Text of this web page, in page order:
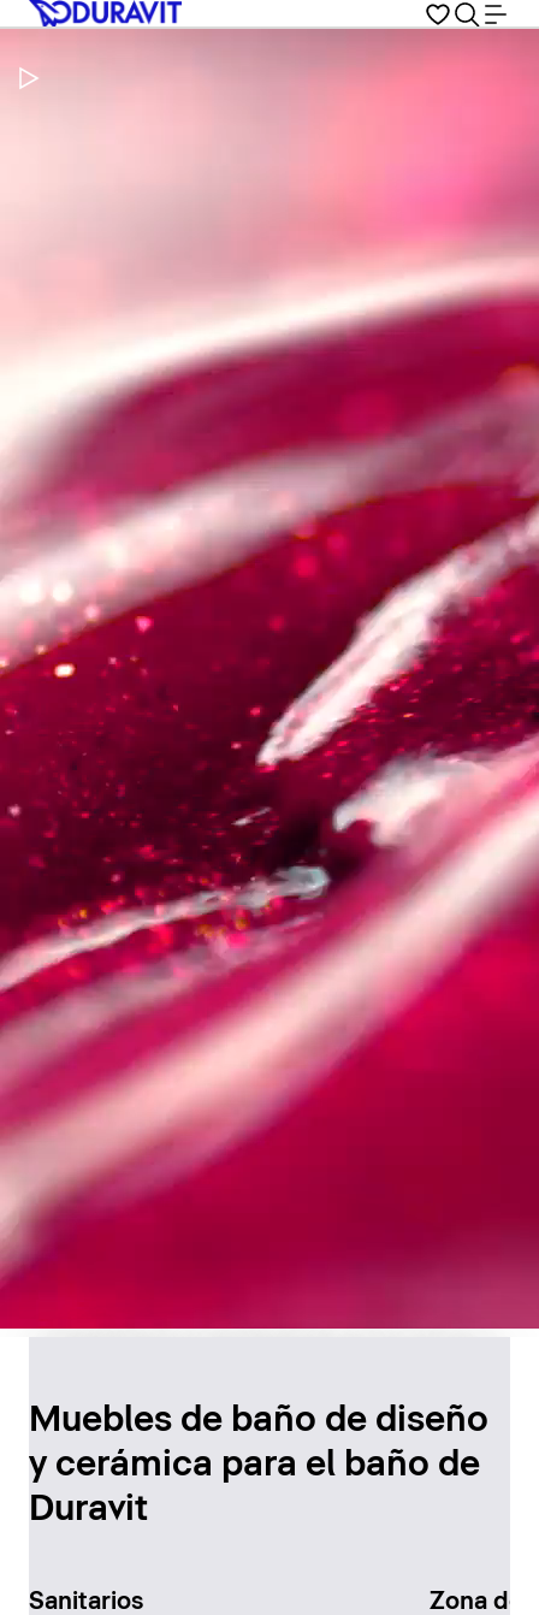
Pausar vídeo
el baño
Descúbralo ahora
Muebles de baño de diseño
y cerámica para el baño de
Duravit
Sanitarios Zona de